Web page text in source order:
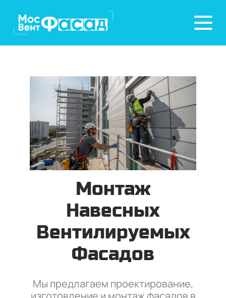
Монтаж
Навесных
Вентилируемых
Фасадов
Мы предлагаем проектирование,